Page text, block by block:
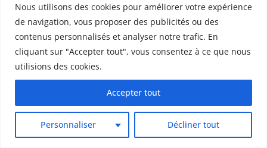
Nous utilisons des cookies pour améliorer votre expérience
de navigation, vous proposer des publicités ou des
contenus personnalisés et analyser notre trafic. En
cliquant sur "Accepter tout", vous consentez à ce que nous
utilisions des cookies.
Personnaliser Décliner tout
Accepter tout
Dette
Dette immunitaire
Deux-roues
DGCCRF
Diagnostic
Didier Raoult